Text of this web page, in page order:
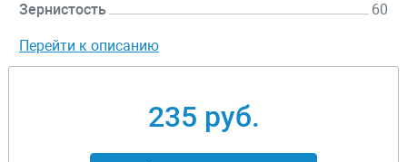
Зернистость 60
Перейти к описанию
235 руб.